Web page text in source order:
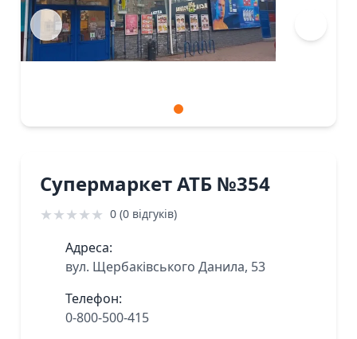
Супермаркет АТБ №354
★★★★★ 0 (0 відгуків)
Адреса:
вул. Щербаківського Данила, 53
Телефон:
0-800-500-415